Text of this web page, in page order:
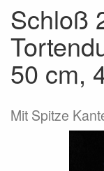
Schloß
50 cm,
Mit Spitze